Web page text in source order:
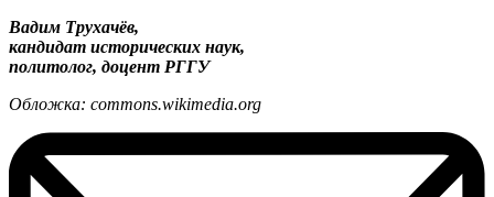
Вадим Трухачёв,
кандидат исторических наук,
политолог, доцент РГГУ
Обложка: commons.wikimedia.org